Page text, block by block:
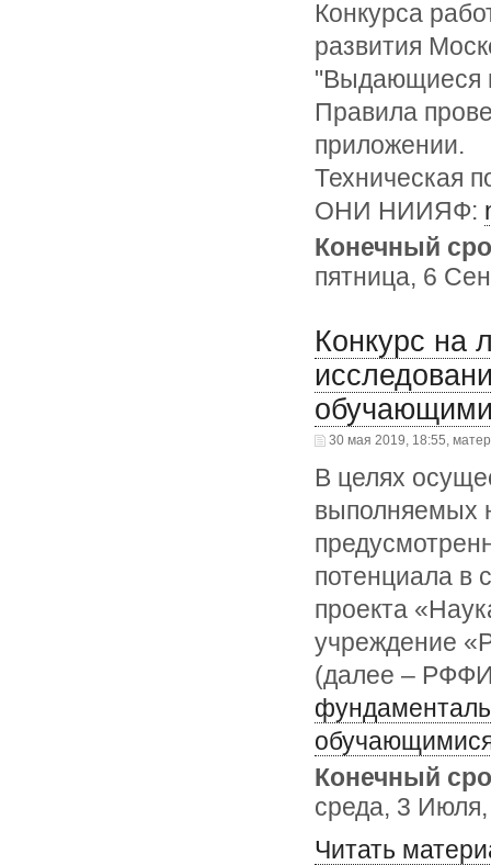
Конкурса
развития
"Выдающиеся
Правила
приложении.
Техническая
ОНИ НИИЯФ:
Конечный
пятница, 6
Конкурс на
30 мая 2019, 18:55,
В целях
выполняемых
потенциала в
проекта
учреждение
(далее –
Конечный
среда, 3
Читать